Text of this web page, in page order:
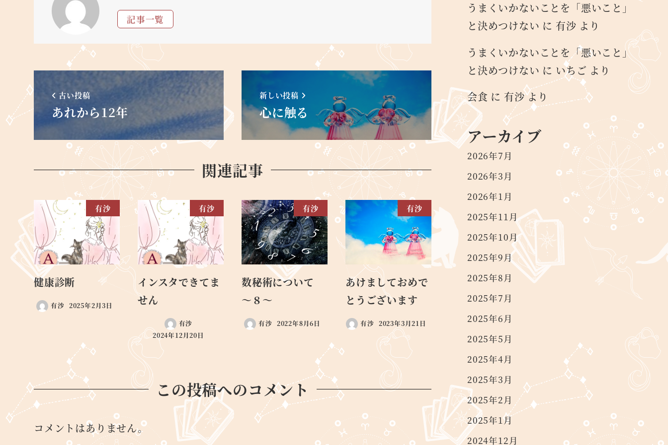
記事一覧
古い投稿
あれから12年
新しい投稿
心に触る
関連記事
有沙
健康診断
有沙 2025年2月3日
有沙
インスタできてま
せん
有沙
2024年12月20日
有沙
数秘術について
～８～
有沙 2022年8月6日
有沙
あけましておめで
とうございます
有沙 2023年3月21日
この投稿へのコメント
コメントはありません。
うまくいかないことを「悪いこと」
と決めつけない に 有沙 より
うまくいかないことを「悪いこと」
と決めつけない に いちご より
会食 に 有沙より
アーカイブ
2026年7月
2026年3月
2026年1月
2025年11月
2025年10月
2025年9月
2025年8月
2025年7月
2025年6月
2025年5月
2025年4月
2025年3月
2025年2月
2025年1月
2024年12月